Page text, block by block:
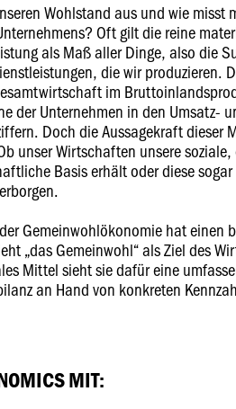
Wohlstand aus und wie misst
Oft gilt die reine
als Maß aller Dinge, also die
die wir produzieren.
im
der Unternehmen in den Umsatz-
Doch die Aussagekraft dieser
unser Wirtschaften unsere
Basis erhält oder diese
Gemeinwohlökonomie hat einen
„das Gemeinwohl“ als Ziel des
Mittel sieht sie dafür eine
an Hand von konkreten
MIT: